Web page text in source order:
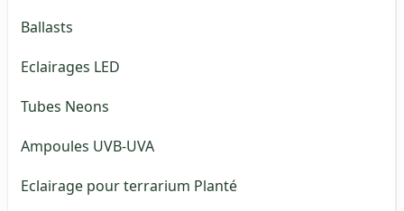
Ballasts
Eclairages LED
Tubes Neons
Ampoules UVB-UVA
Eclairage pour terrarium Planté